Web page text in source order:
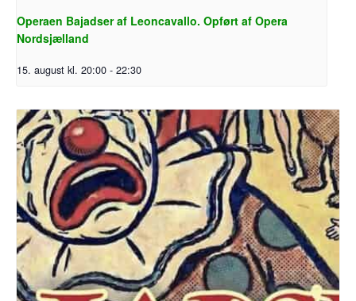
Operaen Bajadser af Leoncavallo. Opført af Opera
Nordsjælland
15. august kl. 20:00 - 22:30